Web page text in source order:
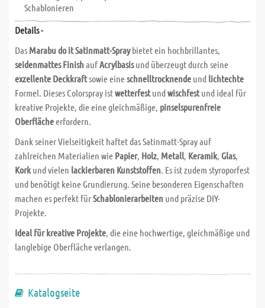
Schablonieren
Details -
Das Marabu do it Satinmatt-Spraybietet ein hochbrillantes,
seidenmattes FinishaufAcrylbasisund überzeugt durch seine
exzellente Deckkraftsowie eineschnelltrocknende und lichtechte
Formel. Dieses Colorspray istwetterfestundwischfestund ideal für
kreative Projekte, die eine gleichmäßige, pinselspurenfreie
Oberflächeerfordern.
Dank seiner Vielseitigkeit haftet das Satinmatt-Spray auf
zahlreichen Materialien wie Papier, Holz, Metall, Keramik, Glas,
Kork und vielen lackierbaren Kunststoffen. Es ist zudem styroporfest
und benötigt keine Grundierung. Seine besonderen Eigenschaften
machen es perfekt fürSchablonierarbeiten und präzise DIY-
Projekte.
Ideal für kreative Projekte, die eine hochwertige, gleichmäßige und
langlebige Oberfläche verlangen.
Katalogseite